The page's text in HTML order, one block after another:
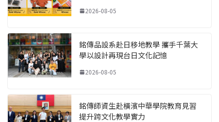
2026-08-05
銘傳品設系赴日移地教學 攜手千葉大
學以設計再現台日文化記憶
2026-08-05
銘傳師資生赴橫濱中華學院教育見習
提升跨文化教學實力